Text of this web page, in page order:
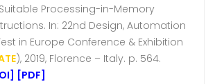
Processing-in-Memory
In: 22nd Design, Automation
in Europe Conference & Exhibition
), 2019, Florence – Italy. p. 564.
[PDF]